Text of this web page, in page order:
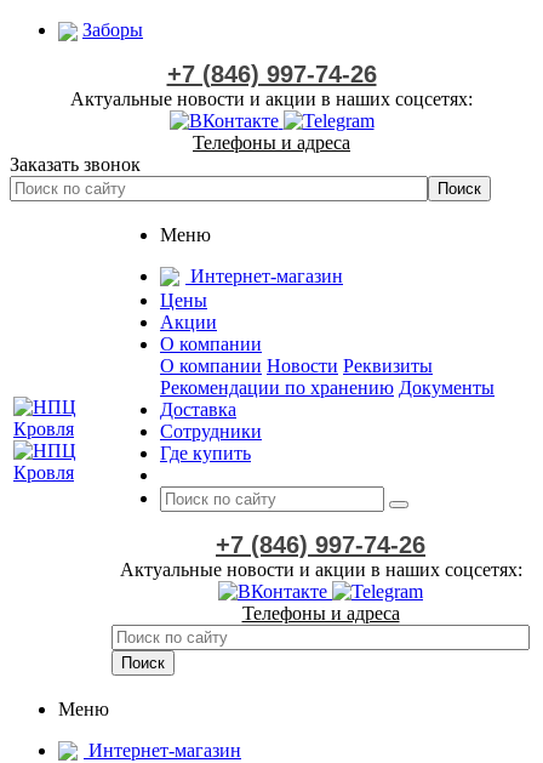
Заборы
+7 (846) 997-74-26
Актуальные новости и акции в наших соцсетях:
Телефоны и адреса
Заказать звонок
Меню
Интернет-магазин
Цены
Акции
О компании
О компании Новости Реквизиты
Рекомендации по хранению Документы
Доставка
Сотрудники
Где купить
+7 (846) 997-74-26
Актуальные новости и акции в наших соцсетях:
Телефоны и адреса
Меню
Интернет-магазин